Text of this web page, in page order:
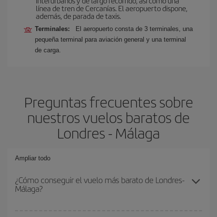
línea de tren de Cercanías. El aeropuerto dispone,
además, de parada de taxis.
Terminales:
El aeropuerto consta de 3 terminales, una
pequeña terminal para aviación general y una terminal
de carga.
Preguntas frecuentes sobre
nuestros vuelos baratos de
Londres - Málaga
Ampliar todo
¿Cómo conseguir el vuelo más barato de Londres-
Málaga?